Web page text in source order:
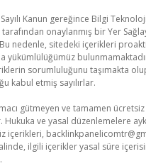
Kanun gereğince Bilgi
tarafından onaylanmış bir Yer
nedenle, sitedeki içerikleri
yükümlülüğümüz
sorumluluğunu taşımakta
kabul etmiş sayılırlar.
gütmeyen ve tamamen
ve yasal düzenlemelere
içerikleri,
ilgili içerikler yasal süre